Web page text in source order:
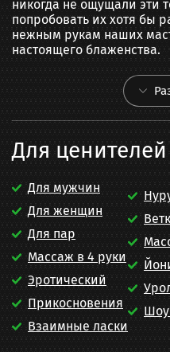
никогда не ощущали эти
попробовать их хотя бы
нежным рукам наших
настоящего блаженства.
Для ценителей
Для мужчин
Для женщин
Для пар
Массаж в 4 руки
Эротический
Прикосновения
Взаимные ласки